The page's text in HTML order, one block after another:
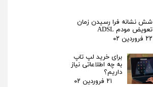
شش نشانه فرا رسیدن زمان
تعویض مودم ADSL
۲۲ فروردین ۰۲
برای خرید لپ تاپ
به چه اطلاعاتی نیاز
داریم؟
۲۱ فروردین ۰۲